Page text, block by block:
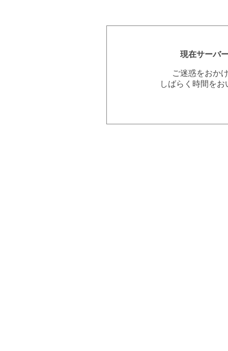
現在サーバ
ご迷惑をおか
しばらく時間を